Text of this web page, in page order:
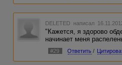
DELETED написал
"Кажется, я здорово
начинает меня
#29 Ответить /